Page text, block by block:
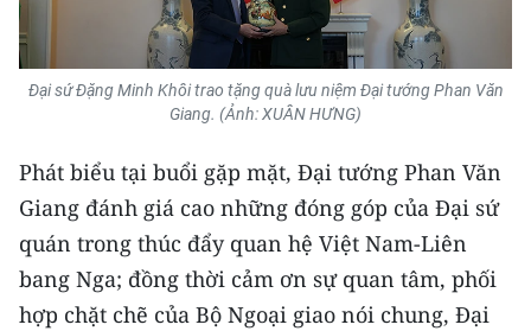
THỜI NAY
NHÂN DÂN CUỐI TUẦN
NHÂN DÂN HẰNG THÁNG
MUA BÁO
ĐỌC BÁO IN
Đại sứ Đặng Minh Khôi trao tặng quà lưu niệm Đại tướng Phan Văn
Giang. (Ảnh: XUÂN HƯNG)
Phát biểu tại buổi gặp mặt, Đại tướng Phan Văn
Giang đánh giá cao những đóng góp của Đại sứ
quán trong thúc đẩy quan hệ Việt Nam-Liên
bang Nga; đồng thời cảm ơn sự quan tâm, phối
hợp chặt chẽ của Bộ Ngoại giao nói chung, Đại